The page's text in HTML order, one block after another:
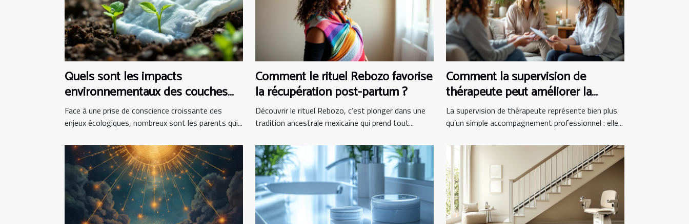
Quels sont les impacts
environnementaux des couches
bio ?
Face à une prise de conscience croissante des
enjeux écologiques, nombreux sont les parents qui...
Comment le rituel Rebozo favorise
la récupération post-partum ?
Découvrir le rituel Rebozo, c’est plonger dans une
tradition ancestrale mexicaine qui prend tout...
Comment la supervision de
thérapeute peut améliorer la
pratique clinique
La supervision de thérapeute représente bien plus
qu’un simple accompagnement professionnel : elle...